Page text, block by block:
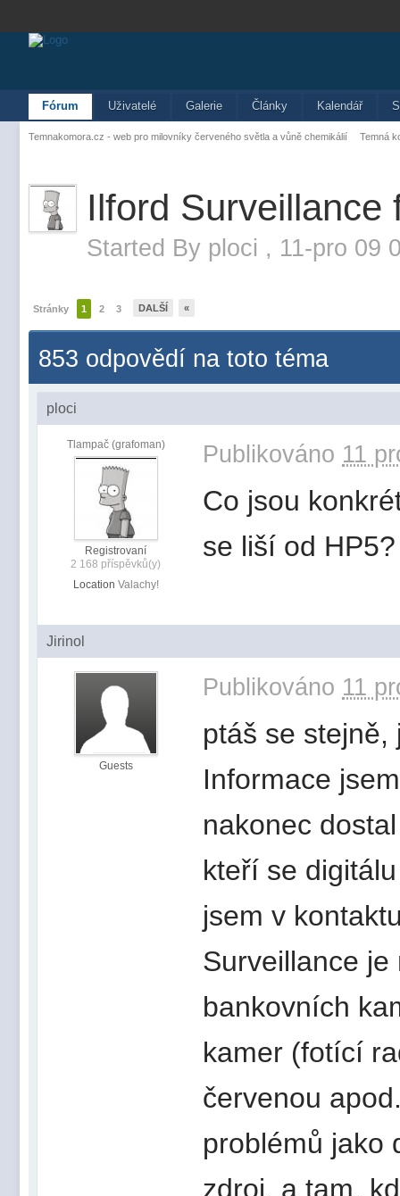
Fórum Uživatelé Galerie Články Kalendář
Temnakomora.cz - web pro milovníky červeného světla a vůně chemikálií Temná
Ilford Surveillance
Started By ploci , 11-pro 09
Stránky 1 2 3 DALŠÍ «
853 odpovědí na toto téma
ploci
Tlampač (grafoman)
Registrovaní
2 168 příspěvků(y)
Location Valachy!
Publikováno 11
Co jsou
se liší od HP5?
Jirinol
Guests
Publikováno 11
ptáš se stejně,
Informace
nakonec
kteří se
jsem v
Surveillance
bankovních
kamer (fotící
červenou
problémů jako
zdroj, a tam,